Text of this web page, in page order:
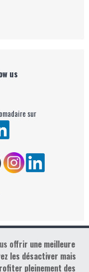
us
sur
vous
offrir une meilleure
les désactiver mais
pleinement des